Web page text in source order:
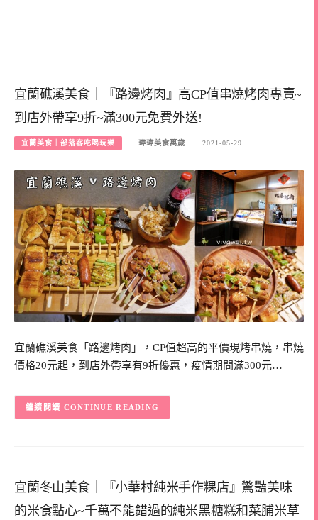
宜蘭礁溪美食｜『路邊烤肉』高CP值串燒烤肉專賣~
到店外帶享9折~滿300元免費外送!
宜蘭美食｜部落客吃喝玩樂 瑋瑋美食萬歲 2021-05-29
宜蘭礁溪美食「路邊烤肉」，CP值超高的平價現烤串燒，串燒
價格20元起，到店外帶享有9折優惠，疫情期間滿300元…
CONTINUE READING
宜蘭冬山美食｜『小華村純米手作粿店』驚豔美味
的米食點心~千萬不能錯過的純米黑糖糕和菜脯米草